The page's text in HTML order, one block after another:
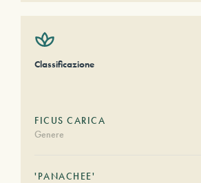
Classificazione
FICUS CARICA
Genere
'PANACHEE'